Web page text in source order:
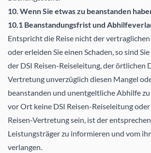
10. Wenn Sie etwas zu beanstanden
10.1 Beanstandungsfrist und
Entspricht die Reise nicht der
oder erleiden Sie einen Schaden, so sind
der DSI Reisen-Reiseleitung, der örtlichen
Vertretung unverzüglich diesen Mangel
beanstanden und unentgeltliche Abhilfe
vor Ort keine DSI Reisen-Reiseleitung oder
Reisen-Vertretung sein, ist der
Leistungsträger zu informieren und vom
verlangen.